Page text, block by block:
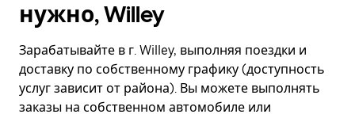
нужно, Willey
Зарабатывайте в г. Willey, выполняя поездки и
доставку по собственному графику (доступность
услуг зависит от района). Вы можете выполнять
заказы на собственном автомобиле или